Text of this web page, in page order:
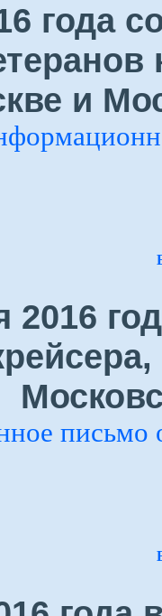
года
и
2016
письмо